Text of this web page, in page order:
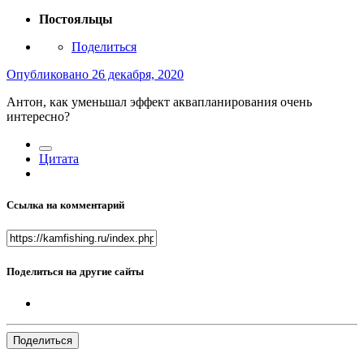
Постояльцы
Поделиться
Опубликовано 26 декабря, 2020
Антон, как уменьшал эффект аквапланирования очень
интересно?
Цитата
Ссылка на комментарий
Поделиться на другие сайты
Поделиться